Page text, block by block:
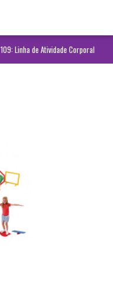
109: Linha de Atividade Corporal